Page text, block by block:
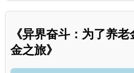
《异界奋斗：为了养
金之旅》